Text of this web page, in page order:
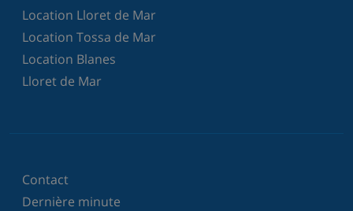
Location Lloret de Mar
Location Tossa de Mar
Location Blanes
Lloret de Mar
Contact
Dernière minute